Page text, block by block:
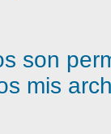
son
mis